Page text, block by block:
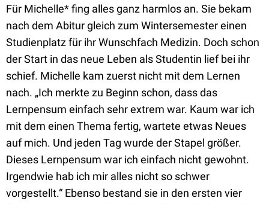
Für Michelle* fing alles ganz harmlos an. Sie bekam
nach dem Abitur gleich zum Wintersemester einen
Studienplatz für ihr Wunschfach Medizin. Doch schon
der Start in das neue Leben als Studentin lief bei ihr
schief. Michelle kam zuerst nicht mit dem Lernen
nach. „Ich merkte zu Beginn schon, dass das
Lernpensum einfach sehr extrem war. Kaum war ich
mit dem einen Thema fertig, wartete etwas Neues
auf mich. Und jeden Tag wurde der Stapel größer.
Dieses Lernpensum war ich einfach nicht gewohnt.
Irgendwie hab ich mir alles nicht so schwer
vorgestellt.“ Ebenso bestand sie in den ersten vier